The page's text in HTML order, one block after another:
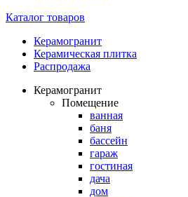
Каталог товаров
Керамогранит
Керамическая плитка
Распродажа
Керамогранит
Помещение
ванная
баня
бассейн
гараж
гостиная
дача
дом